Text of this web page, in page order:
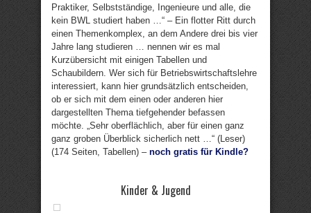
Praktiker, Selbstständige, Ingenieure und alle, die
kein BWL studiert haben …“ – Ein flotter Ritt durch
einen Themenkomplex, an dem Andere drei bis vier
Jahre lang studieren … nennen wir es mal
Kurzübersicht mit einigen Tabellen und
Schaubildern. Wer sich für Betriebswirtschaftslehre
interessiert, kann hier grundsätzlich entscheiden,
ob er sich mit dem einen oder anderen hier
dargestellten Thema tiefgehender befassen
möchte. „Sehr oberflächlich, aber für einen ganz
ganz groben Überblick sicherlich nett …“ (Leser)
(174 Seiten, Tabellen) – noch gratis für Kindle?
Kinder & Jugend